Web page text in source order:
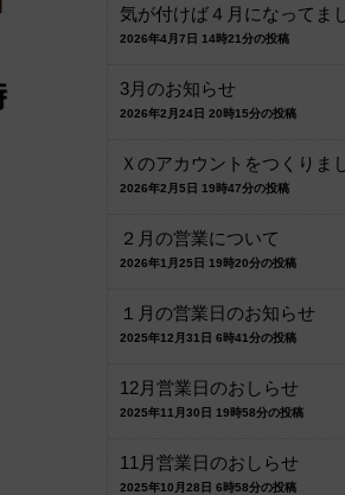
気が付けば４月になってま
2026年4月7日 14時21分の投稿
3月のお知らせ
2026年2月24日 20時15分の投稿
Ｘのアカウントをつくりま
2026年2月5日 19時47分の投稿
２月の営業について
2026年1月25日 19時20分の投稿
１月の営業日のお知らせ
2025年12月31日 6時41分の投稿
12月営業日のおしらせ
2025年11月30日 19時58分の投稿
11月営業日のおしらせ
2025年10月28日 6時58分の投稿